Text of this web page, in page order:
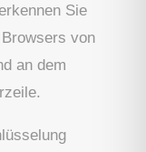
Sie
von
an dem